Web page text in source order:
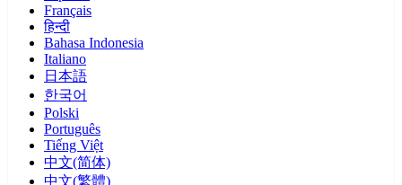
Français
हिन्दी
Bahasa Indonesia
Italiano
日本語
한국어
Polski
Português
Tiếng Việt
中文(简体)
中文(繁體)